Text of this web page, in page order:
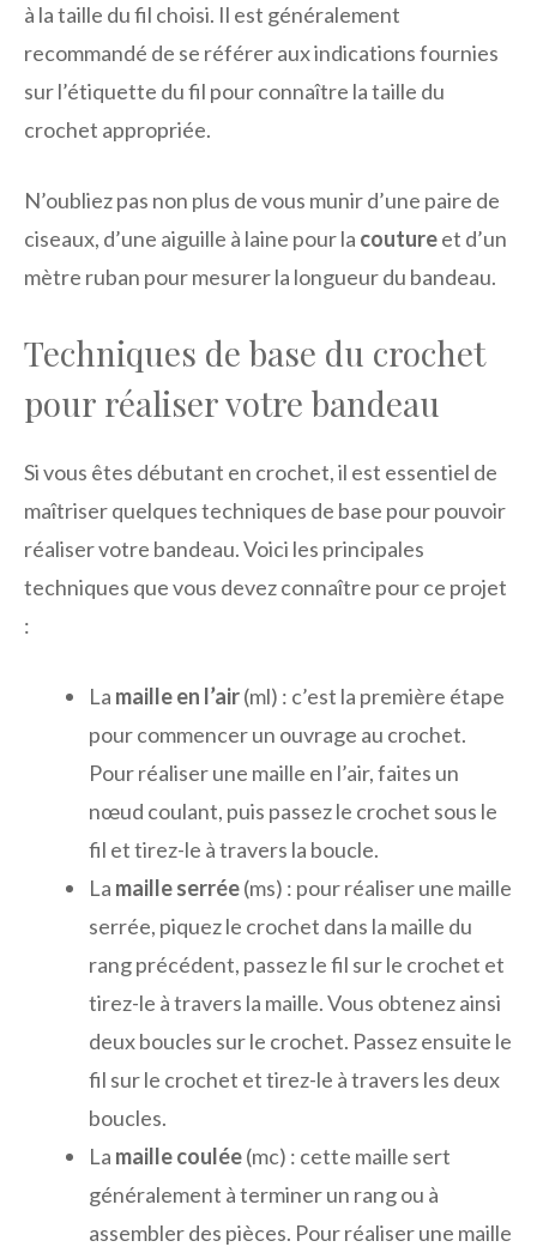
à la taille du fil choisi. Il est généralement
recommandé de se référer aux indications fournies
sur l’étiquette du fil pour connaître la taille du
crochet appropriée.
N’oubliez pas non plus de vous munir d’une paire de
ciseaux, d’une aiguille à laine pour la coutureet d’un
mètre ruban pour mesurer la longueur du bandeau.
Techniques de base du crochet
pour réaliser votre bandeau
Si vous êtes débutant en crochet, il est essentiel de
maîtriser quelques techniques de base pour pouvoir
réaliser votre bandeau. Voici les principales
techniques que vous devez connaître pour ce projet
:
La maille en l’air(ml) : c’est la première étape
pour commencer un ouvrage au crochet.
Pour réaliser une maille en l’air, faites un
nœud coulant, puis passez le crochet sous le
fil et tirez-le à travers la boucle.
La maille serrée(ms) : pour réaliser une maille
serrée, piquez le crochet dans la maille du
rang précédent, passez le fil sur le crochet et
tirez-le à travers la maille. Vous obtenez ainsi
deux boucles sur le crochet. Passez ensuite le
fil sur le crochet et tirez-le à travers les deux
boucles.
La maille coulée(mc) : cette maille sert
généralement à terminer un rang ou à
assembler des pièces. Pour réaliser une maille